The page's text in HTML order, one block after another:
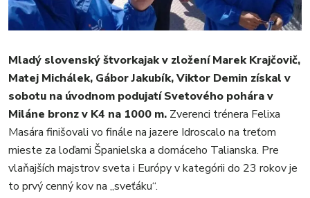
ŠPORT
KULTÚRA
VIDEO
MIX
Mladý slovenský štvorkajak v zložení Marek Krajčovič,
Matej Michálek, Gábor Jakubík, Viktor Demin získal v
sobotu na úvodnom podujatí Svetového pohára v
Miláne bronz v K4 na 1000 m. Zverenci trénera Felixa
Masára finišovali vo finále na jazere Idroscalo na treťom
mieste za loďami Španielska a domáceho Talianska. Pre
vlaňajších majstrov sveta i Európy v kategórii do 23 rokov je
to prvý cenný kov na „sveťáku“.